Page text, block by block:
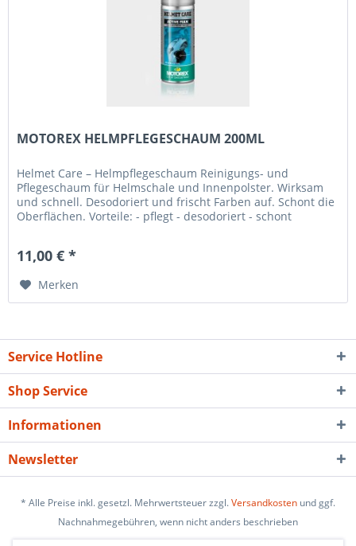
MOTOREX HELMPFLEGESCHAUM 200ML
Helmet Care – Helmpflegeschaum Reinigungs- und
Pflegeschaum für Helmschale und Innenpolster. Wirksam
und schnell. Desodoriert und frischt Farben auf. Schont die
Oberflächen. Vorteile: - pflegt - desodoriert - schont
11,00 € *
Merken
Service Hotline
Shop Service
Informationen
Newsletter
* Alle Preise inkl. gesetzl. Mehrwertsteuer zzgl.Versandkosten und ggf.
Nachnahmegebühren, wenn nicht anders beschrieben